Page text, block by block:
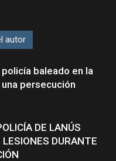
autor
baleado en la
persecución
DE LANÚS
LESIONES DURANTE